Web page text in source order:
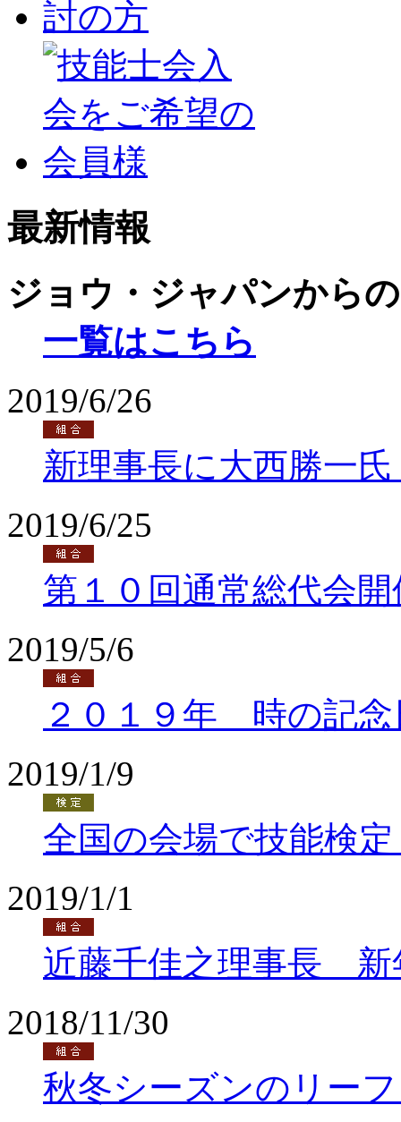
最新情報
ジョウ・ジャパンから
一覧はこちら
2019/6/26
新理事長に大西勝一
2019/6/25
第１０回通常総代会開
2019/5/6
２０１９年 時の記
2019/1/9
全国の会場で技能検
2019/1/1
近藤千佳之理事長 新
2018/11/30
秋冬シーズンのリー